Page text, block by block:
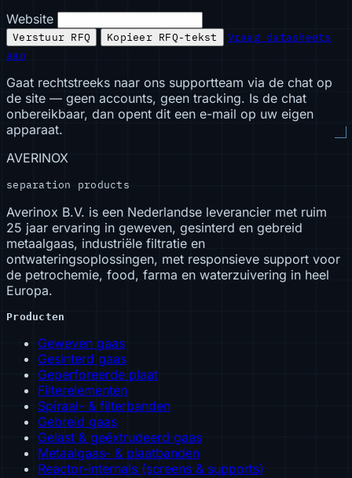
Website
Verstuur RFQ Kopieer RFQ-tekst
Vraag datasheets
aan
Gaat rechtstreeks naar ons supportteam via de chat op
de site — geen accounts, geen tracking. Is de chat
onbereikbaar, dan opent dit een e-mail op uw eigen
apparaat.
AVERINOX
separation products
Averinox B.V. is een Nederlandse leverancier met ruim
25 jaar ervaring in geweven, gesinterd en gebreid
metaalgaas, industriële filtratie en
ontwateringsoplossingen, met responsieve support voor
de petrochemie, food, farma en waterzuivering in heel
Europa.
Producten
Geweven gaas
Gesinterd gaas
Geperforeerde plaat
Filterelementen
Spiraal- & filterbanden
Gebreid gaas
Gelast & geëxtrudeerd gaas
Metaalgaas- & plaatbanden
Reactor-internals (screens & supports)